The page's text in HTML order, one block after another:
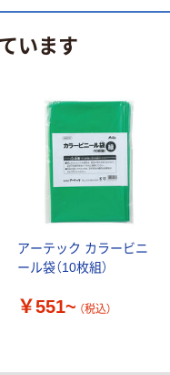
います
アーテック カラービニ
ール袋（10枚組）
￥551~ （税込）